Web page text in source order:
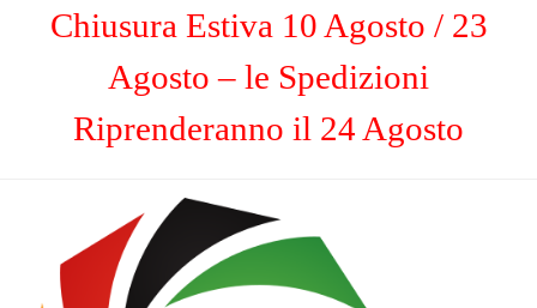
Chiusura Estiva 10 Agosto / 23
Agosto – le Spedizioni
Riprenderanno il 24 Agosto